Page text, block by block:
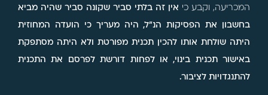
המכריעה, וקבע כי אין זה בלתי סביר שקונה סביר שהיה מביא
בחשבון את הפסיקות הנ"ל, היה מעריך כי הועדה המחוזית
היתה שולחת אותו להכין תכנית מפורטת ולא היתה מסתפקת
באישור תכנית בינוי, או לפחות דורשת לפרסם את התכנית
להתנגדויות לציבור.